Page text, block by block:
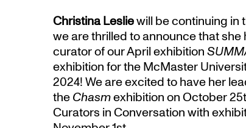
Christina Lesliewill be continuing in
we are thrilled to announce that
curator of our April exhibition
exhibition for the McMaster
2024! We are excited to have her
theChasmexhibition on October
Curators in Conversation with